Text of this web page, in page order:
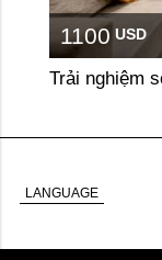
1100 USD
LANGUAGE